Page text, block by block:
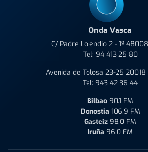
Onda Vasca
C/ Padre Lojendio 2 - 1º
Tel: 94 413 25 80
Avenida de Tolosa 23-25 20018
Tel: 943 42 36 44
Bilbao 90.1 FM
Donostia 106.9 FM
Gasteiz 98.0 FM
Iruña 96.0 FM